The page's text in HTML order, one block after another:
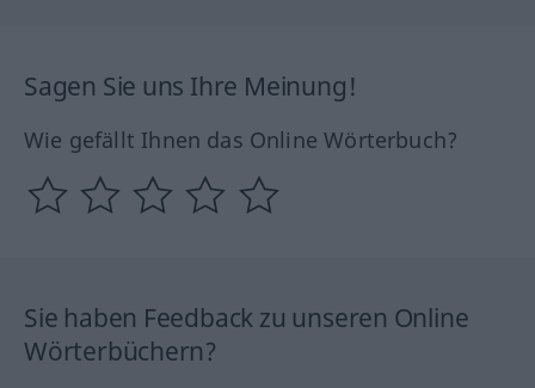
Sagen Sie uns Ihre Meinung!
Wie gefällt Ihnen das Online Wörterbuch?
Sie haben Feedback zu unseren Online
Wörterbüchern?